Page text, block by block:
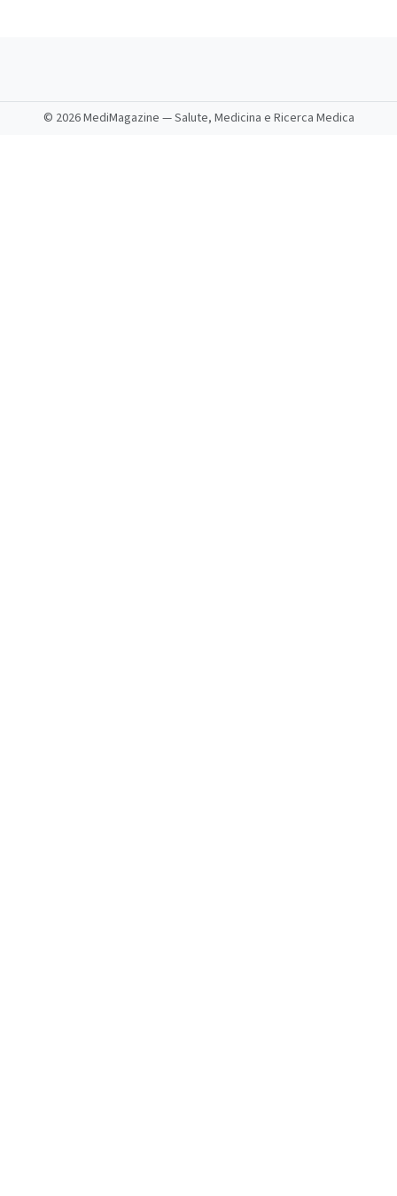
© 2026 MediMagazine — Salute, Medicina e Ricerca Medica